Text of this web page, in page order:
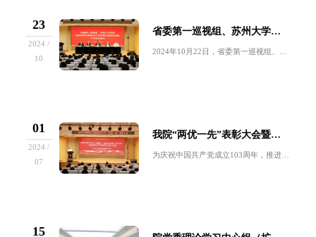
23
2024 /
10
省委第一巡视组、苏州大学党委联动巡视巡察苏州大学附属儿童医院党委工作动员会召开
2024年10月22日，省委第一巡视组、苏州大学党委联动巡视巡察苏州大学附属儿童医院党委工作动员会召开。苏州大学第四联动巡视巡察组组长王云杰...
01
2024 /
07
我院“两优一先”表彰大会暨党纪学习教育专题党课召开
为庆祝中国共产党成立103周年，推进党纪学习教育走深走实，进一步激励全院职工以更加高昂的斗志和饱满的热情投身到医院高质量发展，我院在总院报告...
15